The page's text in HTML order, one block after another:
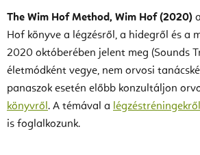
The Wim Hof Method, Wim Hof (2020)
Hof könyve a légzésről, a hidegről és a
2020 októberében jelent meg (Sounds
életmódként vegye, nem orvosi
panaszok esetén előbb konzultáljon
könyvről. A témával a
is foglalkozunk.